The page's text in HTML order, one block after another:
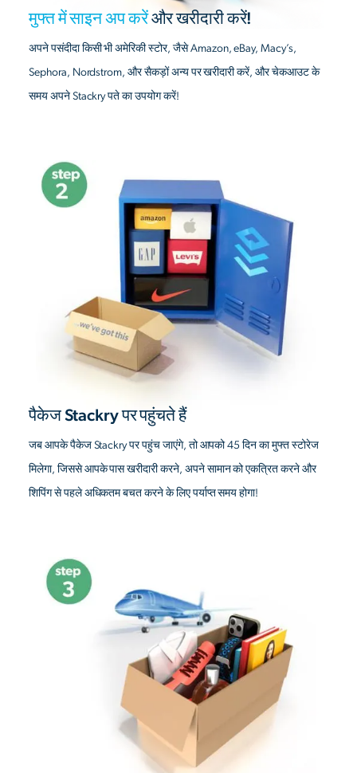
मुफ्त में साइन अप करेंऔर खरीदारी करें!
अपने पसंदीदा किसी भी अमेरिकी स्टोर, जैसे Amazon, eBay, Macy’s,
Sephora, Nordstrom, और सैकड़ों अन्य पर खरीदारी करें, और चेकआउट के
समय अपने Stackry पते का उपयोग करें!
पैकेज Stackry पर पहुंचते हैं
जब आपके पैकेज Stackry पर पहुंच जाएंगे, तो आपको 45 दिन का मुफ्त स्टोरेज
मिलेगा, जिससे आपके पास खरीदारी करने, अपने सामान को एकत्रित करने और
शिपिंग से पहले अधिकतम बचत करने के लिए पर्याप्त समय होगा!